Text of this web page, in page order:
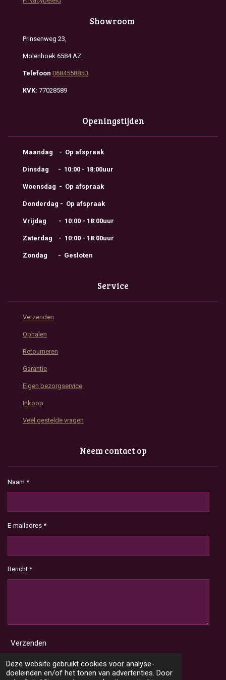
Deze website gebruikt cookies voor analyse-
doeleinden en/of het tonen van advertenties. Door
Showroom
Prinsenweg 23,
Molenhoek 6584 AZ
Telefoon 0684558850
KVK: 77028589
Openingstijden
Maandag - Op afspraak
Dinsdag - 10:00 - 18:00uur
Woensdag - Op afspraak
Donderdag - Op afspraak
Vrijdag - 10:00 - 18:00uur
Zaterdag - 10:00 - 18:00uur
Zondag - Gesloten
Service
Verzenden
Ophalen
Retourneren
Garantie
Eigen bezorgservice
Inkoop
Veel gestelde vragen
Neem contact op
Naam *
E-mailadres *
Bericht *
Verzenden